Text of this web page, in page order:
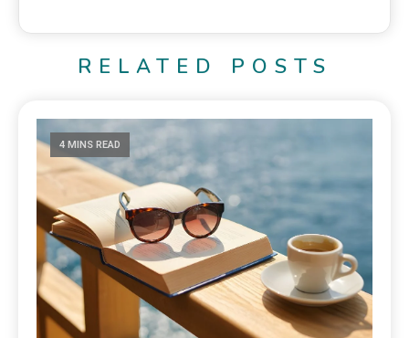
RELATED POSTS
4 MINS READ